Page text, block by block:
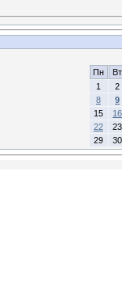
Пн
Вт
1
2
8
9
15
16
22
23
29
30